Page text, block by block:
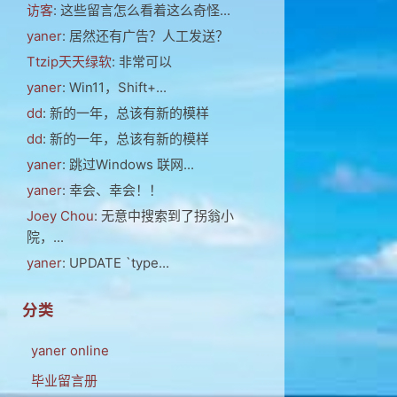
访客: 这些留言怎么看着这么奇怪...
yaner: 居然还有广告？人工发送？
Ttzip天天绿软: 非常可以
yaner: Win11，Shift+...
dd: 新的一年，总该有新的模样
dd: 新的一年，总该有新的模样
yaner: 跳过Windows 联网...
yaner: 幸会、幸会！！
Joey Chou: 无意中搜索到了拐翁小
院，...
yaner: UPDATE `type...
分类
yaner online
毕业留言册